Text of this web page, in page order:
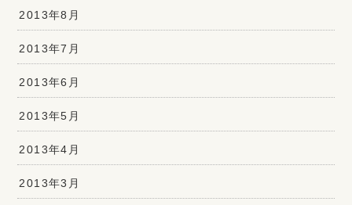
2013年8月
2013年7月
2013年6月
2013年5月
2013年4月
2013年3月